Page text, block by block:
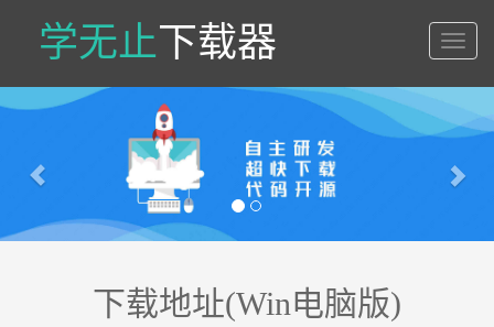
学无止下载器
学
无
止
载
Previous
下载地址(Win电脑版)